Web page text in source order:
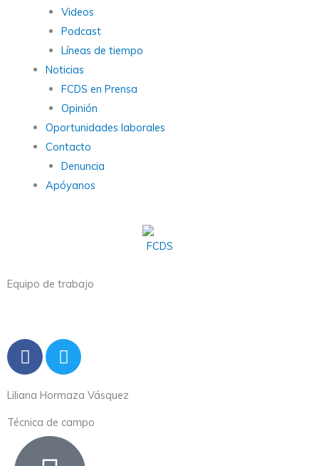
Videos
Podcast
Líneas de tiempo
Noticias
FCDS en Prensa
Opinión
Oportunidades laborales
Contacto
Denuncia
Apóyanos
Equipo de trabajo
F
a
e
b
o
o
T
w
t
t
e
Liliana Hormaza Vásquez
Técnica de campo